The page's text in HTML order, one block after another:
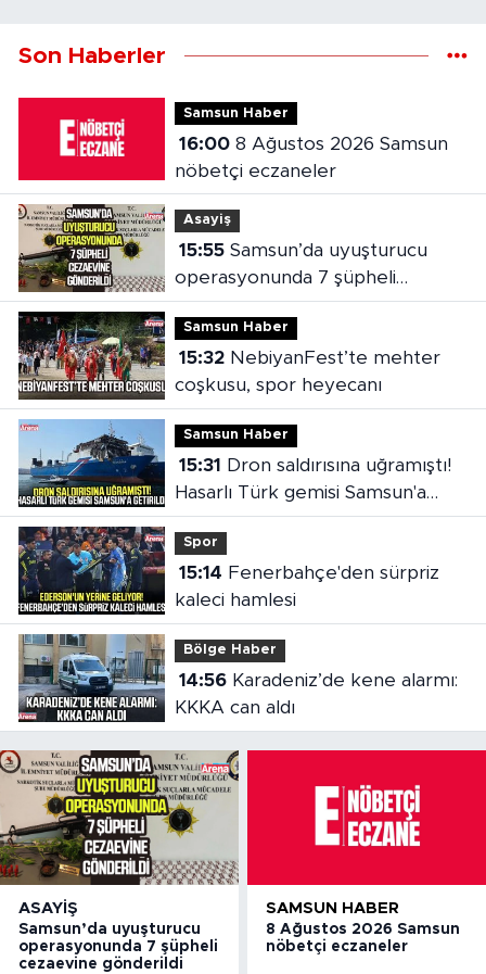
Son Haberler
Samsun Haber
16:008 Ağustos 2026 Samsun
nöbetçi eczaneler
Asayiş
15:55Samsun’da uyuşturucu
operasyonunda 7 şüpheli
cezaevine gönderildi
Samsun Haber
15:32NebiyanFest’te mehter
coşkusu, spor heyecanı
Samsun Haber
15:31
Hasarlı Türk gemisi Samsun'a
getirildi
Spor
15:14
kaleci hamlesi
Bölge Haber
14:56Karadeniz’de kene alarmı:
KKKA can aldı
ASAYIŞ
Samsun’da uyuşturucu
operasyonunda 7 şüpheli
cezaevine gönderildi
SAMSUN HABER
8 Ağustos 2026 Samsun
nöbetçi eczaneler